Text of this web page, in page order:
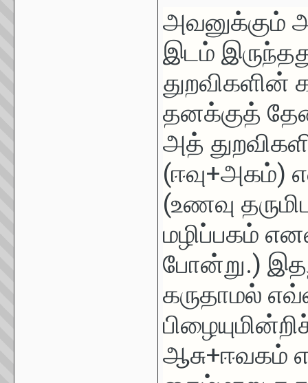
அவனுக்கும்
இடம்
துறவிகளின்
தனக்குத்
அத்
(ஈவு+அகம்)
(உணவு
மழிப்பகம்
போன்று.)
கருதாமல்
ஆசு+ஈவகம்